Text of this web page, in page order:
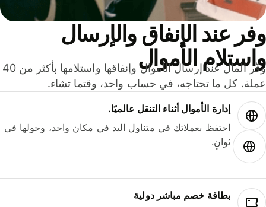
عند الإنفاق والإرسال
الأموال
وفّر المال عند إرسال الأموال وإنفاقها واستلامها بأكثر من 40
كل ما تحتاجه، في حساب واحد، وقتما تشاء.
إدارة الأموال أثناء التنقل عالميًا.
احتفظ بعملاتك في متناول اليد في مكان واحد، وحولها في
ثوانٍ.
بطاقة خصم مباشر دولية